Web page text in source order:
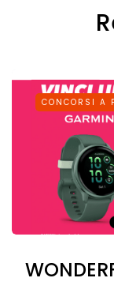
CONCORSI A